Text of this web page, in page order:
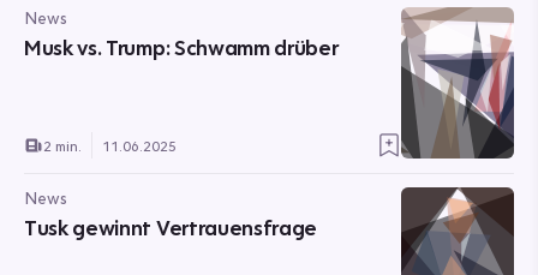
News
Musk vs. Trump: Schwamm drüber
2 min. 11.06.2025
News
Tusk gewinnt Vertrauensfrage